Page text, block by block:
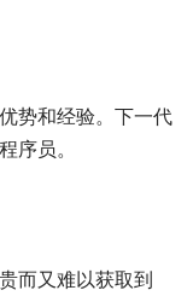
势和经验。下一代
序员。
而又难以获取到